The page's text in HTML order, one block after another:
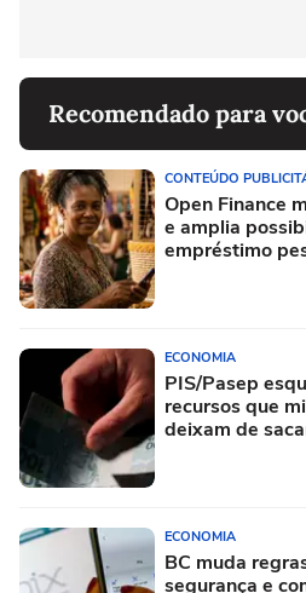
Recomendado para
CONTEÚDO
Open Finance
e amplia
empréstimo
ECONOMIA
PIS/Pasep
recursos que
deixam de
ECONOMIA
BC muda
segurança e